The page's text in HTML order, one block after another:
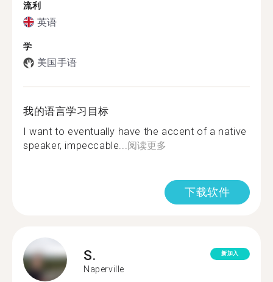
流利
英语
学
美国手语
我的语言学习目标
I want to eventually have the accent of a native
speaker, impeccable...阅读更多
下载软件
S.
Naperville
新加入